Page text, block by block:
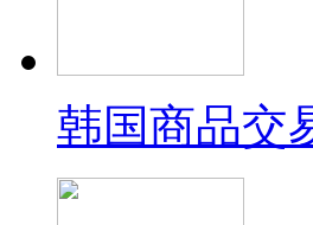
韩国商品交